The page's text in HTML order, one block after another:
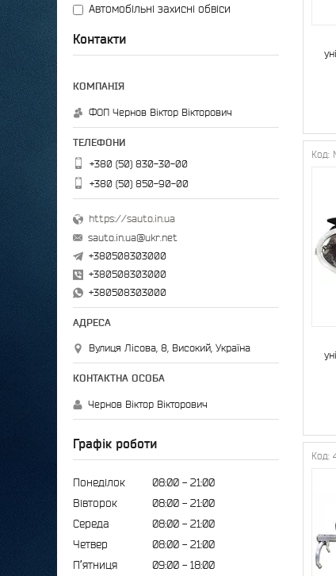
Автомобільні захисні обвіси
Контакти
ФОП Чернов Віктор Вікторович
+380 (50) 830-30-00
+380 (50) 850-90-00
https://sauto.in.ua
sauto.in.ua@ukr.net
+380508303000
+380508303000
+380508303000
Вулиця Лісова, 8, Високий, Україна
Чернов Віктор Вікторович
Графік роботи
Понеділок 08:00
21:00
Вівторок
08:00
21:00
Середа
08:00
21:00
Четвер
08:00
21:00
Пʼятниця
09:00 18:00